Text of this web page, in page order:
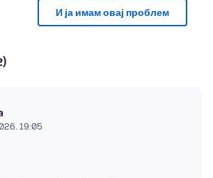
И ја имам овај проблем
19:05